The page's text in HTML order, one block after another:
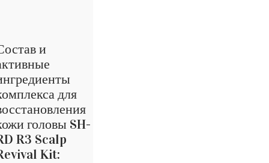
и
для
головы SH-
R3 Scalp
Kit: